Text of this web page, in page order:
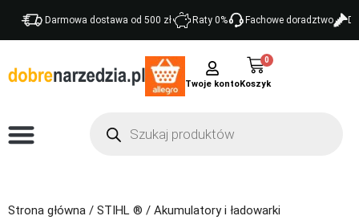
Darmowa dostawa od 500 zł Raty 0% Fachowe doradztwo
Twoje konto
0
Strona główna / STIHL ® / Akumulatory i ładowarki